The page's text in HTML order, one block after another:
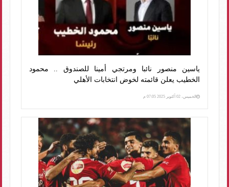
ياسين منصور نائبا ومرتجي أمينا للصندوق .. محمود
الخطيب يعلن قائمته لخوض انتخابات الأهلي
الخميس، 02 أكتوبر 2025 07:05 م